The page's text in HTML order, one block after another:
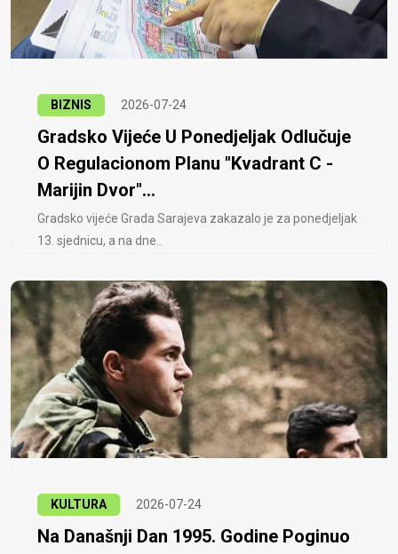
BIZNIS 2026-07-24
Gradsko Vijeće U Ponedjeljak Odlučuje
O Regulacionom Planu "Kvadrant C -
Marijin Dvor"...
Gradsko vijeće Grada Sarajeva zakazalo je za ponedjeljak
13. sjednicu, a na dne..
KULTURA 2026-07-24
Na Današnji Dan 1995. Godine Poginuo